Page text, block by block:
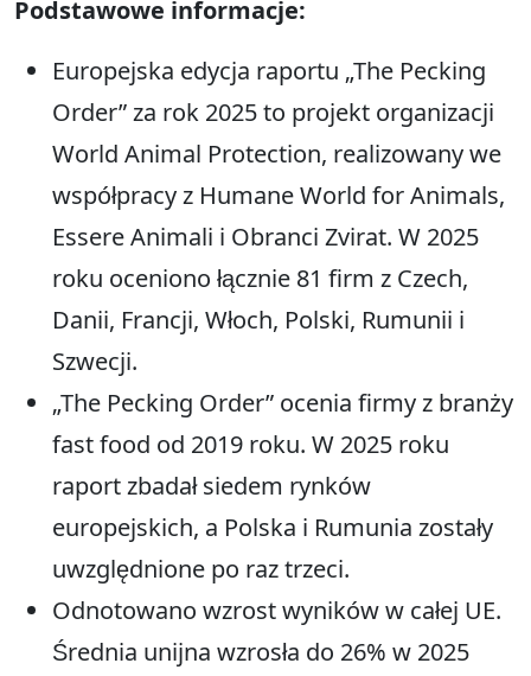
Podstawowe informacje:
Europejska edycja raportu „The Pecking
Order” za rok 2025 to projekt organizacji
World Animal Protection, realizowany we
współpracy z Humane World for Animals,
Essere Animali i Obranci Zvirat. W 2025
roku oceniono łącznie 81 firm z Czech,
Danii, Francji, Włoch, Polski, Rumunii i
Szwecji.
„The Pecking Order” ocenia firmy z branży
fast food od 2019 roku. W 2025 roku
raport zbadał siedem rynków
europejskich, a Polska i Rumunia zostały
uwzględnione po raz trzeci.
Odnotowano wzrost wyników w całej UE.
Średnia unijna wzrosła do 26% w 2025